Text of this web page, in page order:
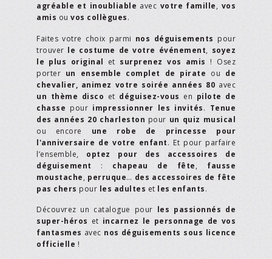
agréable et inoubliable avec votre famille, vos
amis ou vos collègues.
Faites votre choix parmi nos déguisements pour
trouver le costume de votre événement, soyez
le plus original et surprenez vos amis ! Osez
porter un ensemble complet de pirate ou de
chevalier, animez votre soirée années 80 avec
un thème disco et déguisez-vous en pilote de
chasse pour impressionner les invités. Tenue
des années 20 charleston pour un quiz musical
ou encore une robe de princesse pour
l'anniversaire de votre enfant. Et pour parfaire
l’ensemble, optez pour des accessoires de
déguisement : chapeau de fête, fausse
moustache, perruque… des accessoires de fête
pas chers pour les adultes et les enfants.
Découvrez un catalogue pour les passionnés de
super-héros et incarnez le personnage de vos
fantasmes avec nos déguisements sous licence
officielle !